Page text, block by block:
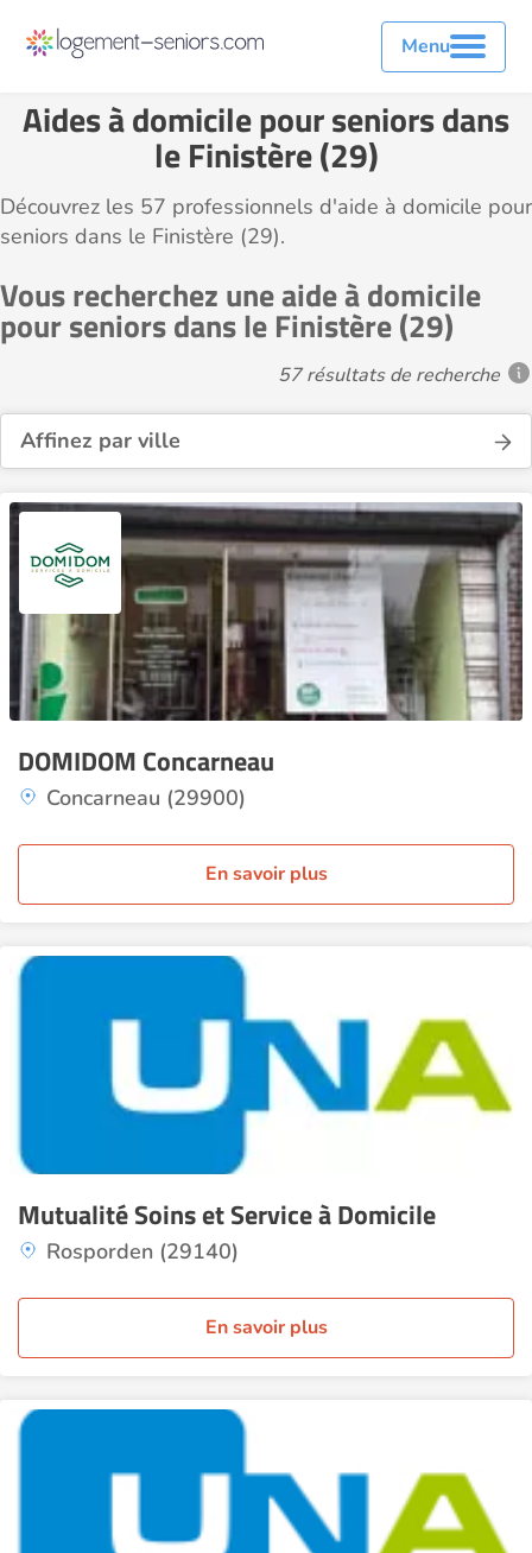
Menu
Aides à domicile pour seniors dans
le Finistère (29)
Découvrez les 57 professionnels d'aide à domicile pour
seniors dans le Finistère (29).
Vous recherchez une aide à domicile
pour seniors dans le Finistère (29)
57 résultats de recherche
Affinez par ville
DOMIDOM Concarneau
Concarneau (29900)
En savoir plus
Mutualité Soins et Service à Domicile
Rosporden (29140)
En savoir plus